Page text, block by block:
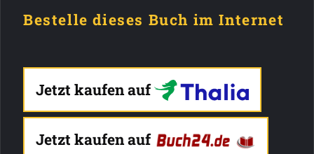
Bestelle dieses Buch im Internet
Jetzt kaufen auf
Jetzt kaufen auf